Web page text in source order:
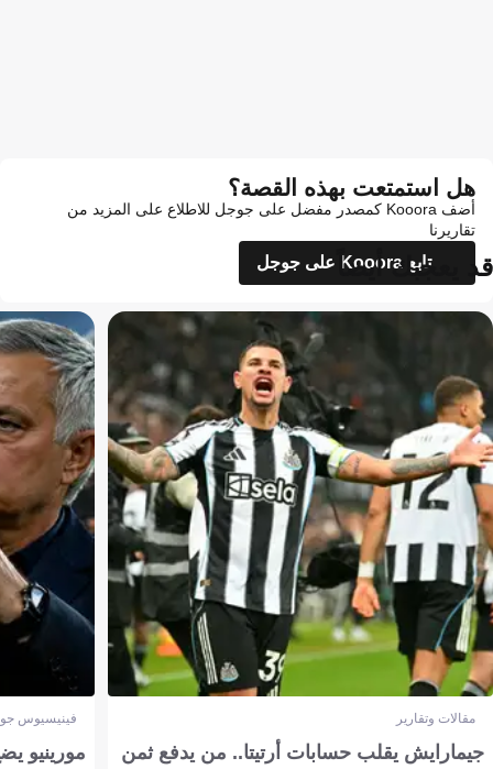
هل استمتعت بهذه القصة؟
أضف Kooora كمصدر مفضل على جوجل للاطلاع على المزيد من
تقاريرنا
تابع Kooora على جوجل
قد يعجبك أيضاً
مقالات وتقارير
جيمارايش يقلب حسابات أرتيتا.. من يدفع ثمن
فينيسيوس
مورينيو